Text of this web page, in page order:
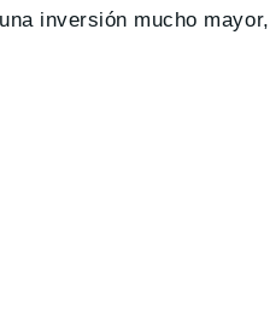
inversión mucho